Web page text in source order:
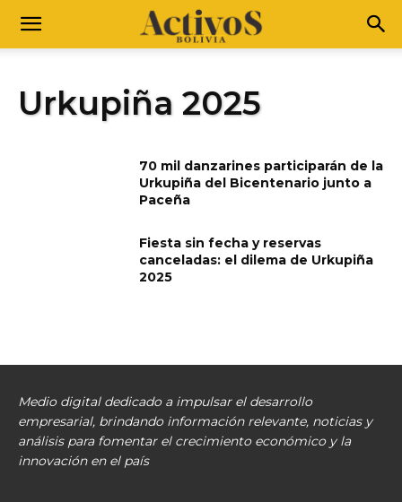
Urkupiña 2025
70 mil danzarines participarán de la
Urkupiña del Bicentenario junto a
Paceña
Fiesta sin fecha y reservas
canceladas: el dilema de Urkupiña
2025
Medio digital dedicado a impulsar el desarrollo
empresarial, brindando información relevante, noticias y
análisis para fomentar el crecimiento económico y la
innovación en el país